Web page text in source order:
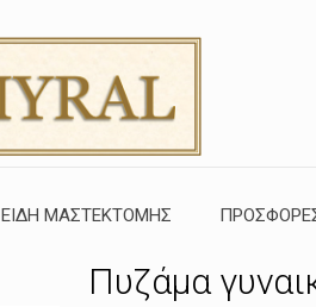
ΕΙΔΗ ΜΑΣΤΕΚΤΟΜΗΣ
Πυζάμα